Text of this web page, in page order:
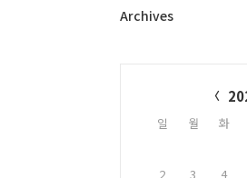
플
Archives
일 월 화
2
3 4